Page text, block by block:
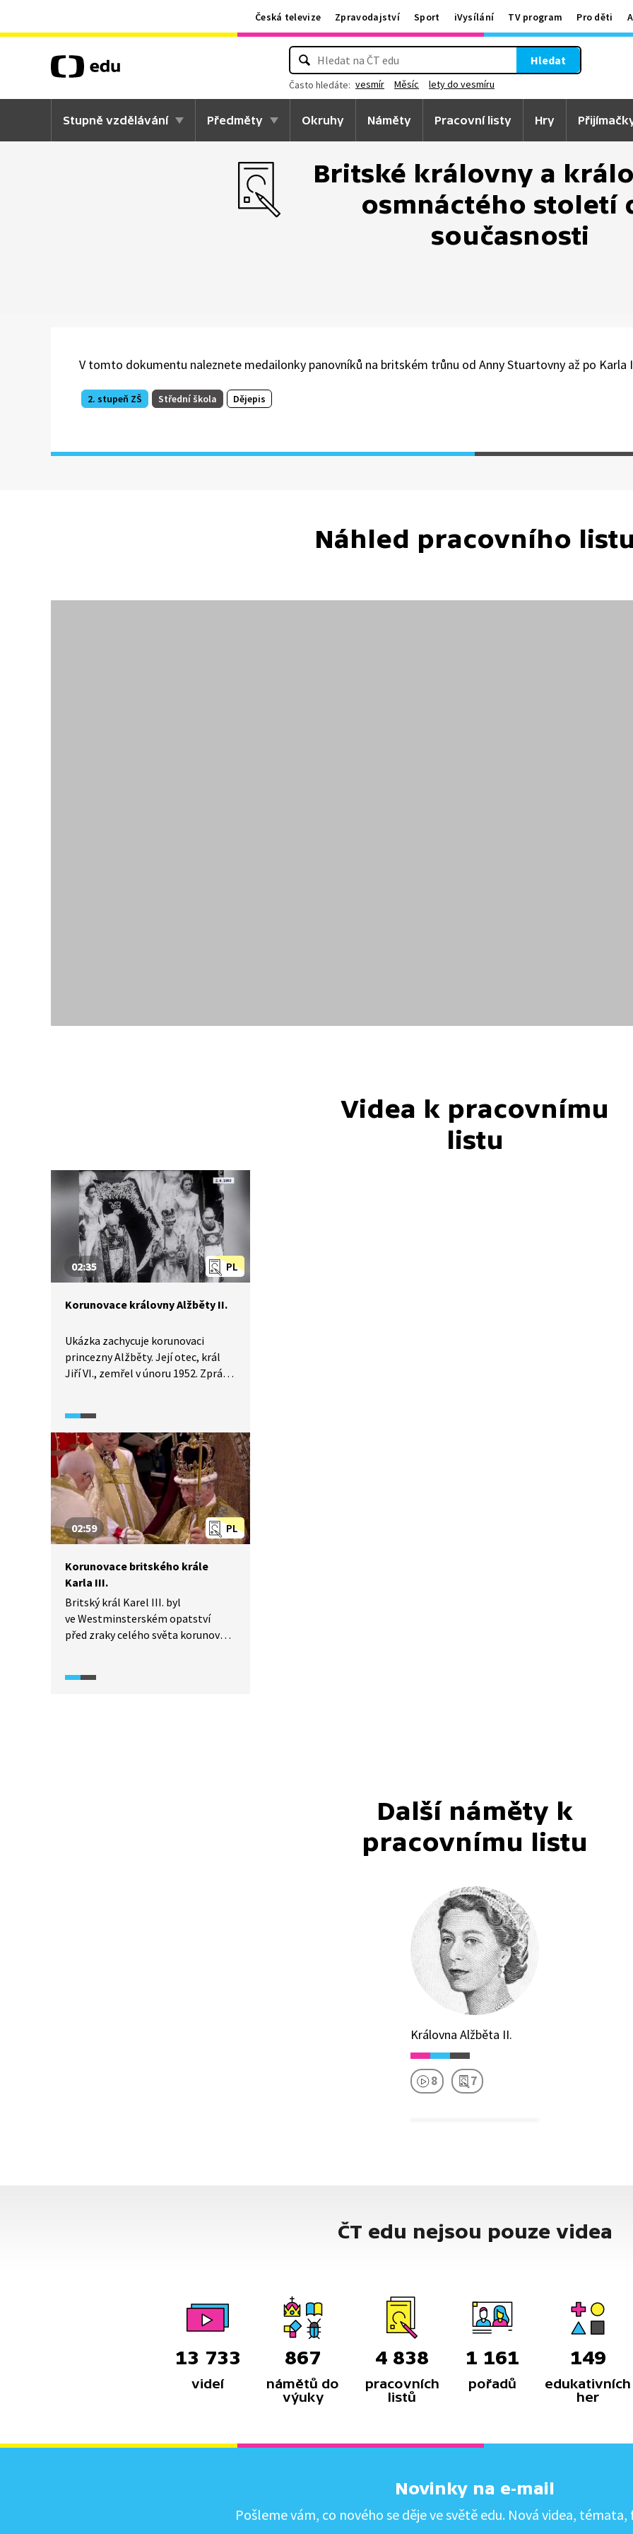
Česká televize Zpravodajství Sport iVysílání TV program Pro děti
Hledat
Často hledáte: vesmír Měsíc lety do vesmíru
Stupně vzdělávání Předměty Okruhy Náměty Pracovní listy Hry
Britské královny a
osmnáctého století
současnosti
V tomto dokumentu naleznete medailonky panovníků na britském trůnu od Anny Stuartovny až po Karla
2. stupeň ZŠ Střední škola Dějepis
Náhled pracovního listu
Videa k pracovnímu
listu
PL
02:35
Korunovace královny Alžběty II.
Ukázka zachycuje korunovaci
princezny Alžběty. Její otec, král
Jiří VI., zemřel v únoru 1952. Zpráva
se vrátila už jako panovnice.
PL
02:59
Korunovace britského krále
Karla III.
Britský král Karel III. byl
ve Westminsterském opatství
před zraky celého světa korunován
starém dubovém trůnu, předány
Další náměty k
pracovnímu listu
Královna Alžběta II.
8 7
ČT edu nejsou pouze videa
13 733
videí
867
námětů do
výuky
4 838
pracovních
listů
1 161
pořadů
149
edukativních
her
Novinky na e-mail
Pošleme vám, co nového se děje ve světě edu. Nová videa, témata,